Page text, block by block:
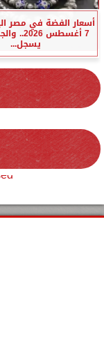
أسعار الفضة في مصر
7 أغسطس
يسجل...